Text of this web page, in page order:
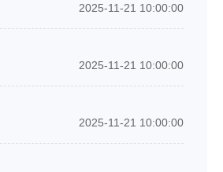
2025-11-21 10:00:00
2025-11-21 10:00:00
2025-11-21 10:00:00